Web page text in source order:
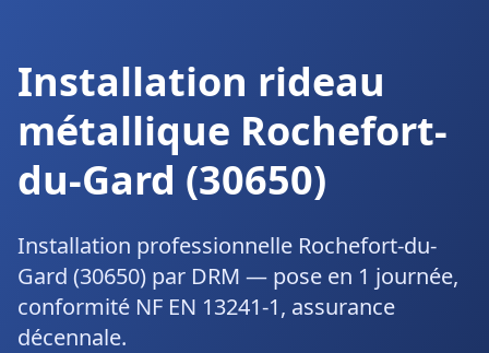
Installation rideau
métallique Rochefort-
du-Gard (30650)
Installation professionnelle Rochefort-du-
Gard (30650) par DRM — pose en 1 journée,
conformité NF EN 13241-1, assurance
décennale.